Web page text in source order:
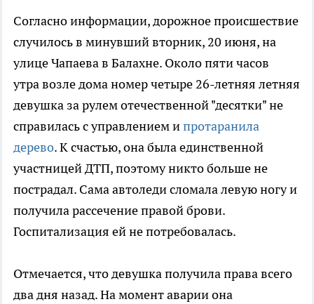
Согласно информации, дорожное происшествие
случилось в минувший вторник, 20 июня, на
улице Чапаева в Балахне. Около пяти часов
утра возле дома номер четыре 26-летняя летняя
девушка за рулем отечественной "десятки" не
справилась с управлением ипротаранила
дерево. К счастью, она была единственной
участницей ДТП, поэтому никто больше не
пострадал. Сама автоледи сломала левую ногу и
получила рассечение правой брови.
Госпитализация ей не потребовалась.
Отмечается, что девушка получила права всего
два дня назад. На момент аварии она